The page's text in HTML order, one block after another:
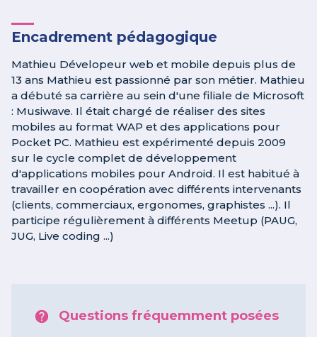
Encadrement pédagogique
Mathieu Dévelopeur web et mobile depuis plus de
13 ans Mathieu est passionné par son métier. Mathieu
a débuté sa carrière au sein d'une filiale de Microsoft
: Musiwave. Il était chargé de réaliser des sites
mobiles au format WAP et des applications pour
Pocket PC. Mathieu est expérimenté depuis 2009
sur le cycle complet de développement
d'applications mobiles pour Android. Il est habitué à
travailler en coopération avec différents intervenants
(clients, commerciaux, ergonomes, graphistes ...). Il
participe régulièrement à différents Meetup (PAUG,
JUG, Live coding ...)
Questions fréquemment posées